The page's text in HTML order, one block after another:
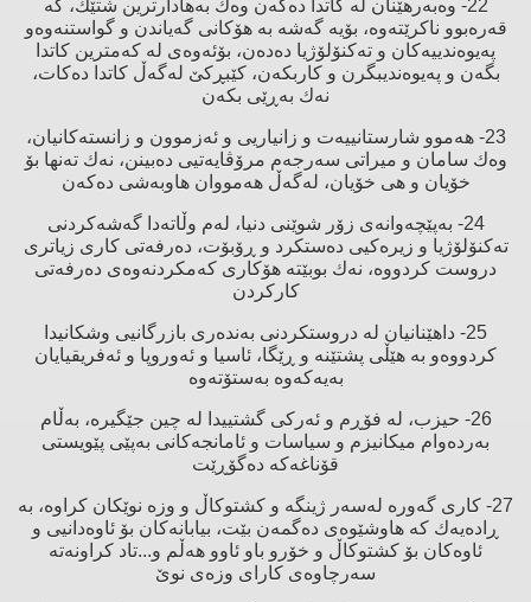
22- وەبەرهێنان لە كاتدا دەكەن وەك بەهادارترین شتێك، كە
قەرەبوو ناكرێتەوە، بۆیە گەشە بە هۆكانی گەیاندن و گواستنەوەو
پەیوەندییەكان و تەكنۆلۆژیا دەدەن، بۆئەوەی لە كەمترین كاتدا
بگەن و پەیوەندیبگرن و كاربكەن، كێبڕكێ‌ لەگەڵ كاتدا دەكات،
نەك بەڕێی بكەن
23- هەموو شارستانییەت و زانیاریی و ئەزموون و زانستەكانیان،
وەك سامان و میراتی سەرجەم مرۆڤایەتیی دەبینن، نەك تەنها بۆ
خۆیان و هی خۆیان، لەگەڵ هەمووان هاوبەشی دەكەن
24- بەپێچەوانەی زۆر شوێنی دنیا، لەم وڵاتەدا گەشەكردنی
تەكنۆلۆژیا و زیرەكیی دەستكرد و ڕۆبۆت، دەرفەتی كاری زیاتری
دروست كردووە، نەك بوبێتە هۆكاری كەمكردنەوەی دەرفەتی
كاركردن
25- داهێنانیان لە دروستكردنی بەندەری بازرگانیی وشكانیدا
كردووەو بە هێڵی پشتێنە و ڕێگا، ئاسیا و ئەوروپا و ئەفریقیایان
بەیەكەوە بەستۆتەوە
26- حیزب، لە فۆڕم و ئەركی گشتییدا لە چین جێگیرە، بەڵام
بەردەوام میكانیزم و سیاسات و ئامانجەكانی بەپێی پێویستی
قۆناغەكە دەگۆڕێت
27- كاری گەورە لەسەر ژینگە و كشتوكاڵ و وزە نوێكان كراوە، بە
ڕادەیەك كە هاوشێوەی دەگمەن بێت، بیابانەكان بۆ ئاوەدانیی و
ئاوەكان بۆ كشتوكاڵ و خۆرو باو ئاوو هەڵم و...تاد كراونەتە
سەرچاوەی كارای وزەی نوێ‌